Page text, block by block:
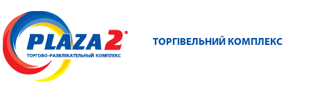
ТОРГІВЕЛЬНИЙ КОМПЛЕКС